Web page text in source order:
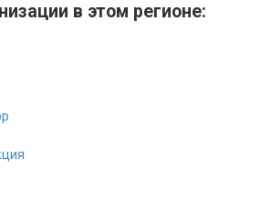
в этом регионе: